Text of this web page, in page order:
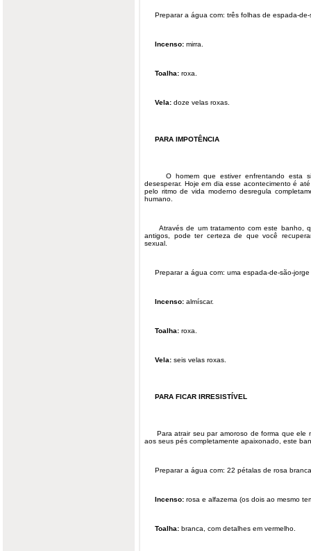
Preparar a água com: três folhas de espada-de-
Incenso: mirra.
Toalha: roxa.
Vela: doze velas roxas.
PARA IMPOTÊNCIA
O homem que estiver enfrentando esta
desesperar. Hoje em dia esse acontecimento é
pelo ritmo de vida moderno desregula
humano.
Através de um tratamento com este banho,
antigos, pode ter certeza de que você
sexual.
Preparar a água com: uma espada-de-são-jorge
Incenso: almíscar.
Toalha: roxa.
Vela: seis velas roxas.
PARA FICAR IRRESISTÍVEL
Para atrair seu par amoroso de forma que ele
aos seus pés completamente apaixonado, este
Preparar a água com: 22 pétalas de rosa
Incenso: rosa e alfazema (os dois ao mesmo
Toalha: branca, com detalhes em vermelho.